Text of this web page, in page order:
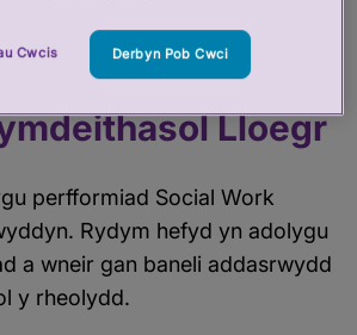
yn goruchwylio
Lloegr
perfformiad Social Work
Rydym hefyd yn adolygu
a wneir gan baneli addasrwydd
y rheolydd.
Cwcis Derbyn Pob Cwci